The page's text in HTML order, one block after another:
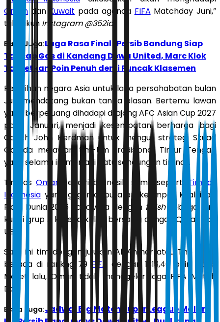
Oman dan Kuwait pada agenda FIFA Matchday Juni,”
tulis akun Instagram @352id
Baca Juga:Laga Rasa Final! Persib Bandung Siap
Tancap Gas di Kandang Dewa United, Marc Klok
Targetkan Poin Penuh demi Puncak Klasemen
Pemilihan negara Asia untuk laga persahabatan bulan
Juni mendatang bukan tanpa alasan. Bertemu lawan
yang berpeluang dihadapi di ajang AFC Asian Cup 2027
pada Januari, menjadi kesempatan berharga bagi
Coach John Herdman untuk menguji strategi Skuad
Garuda melawan tim-tim tradisional Timur Tengah
yang selama ini menjadi batu sandungan timnas.
Timnas Oman sendiri bernasib sama seperti
Timnas
Indonesia yang gugur di putaran keempat Kualifikasi
Piala Dunia 2026 zona Asia dengan finishsebagai juru
kunci grup A karena kalah bersaing dengan Qatar dan
UEA.
Saat ini tim dengan julukan Al-Ahmar atau The Reds,
berada di rankng 79 FIFA
dengan 1313,46 poin. Pada
Maret lalu, Oman tidak menggelar laga FIFA Match
Day.
Baca Juga:Jadwal Big Match Super League Malam